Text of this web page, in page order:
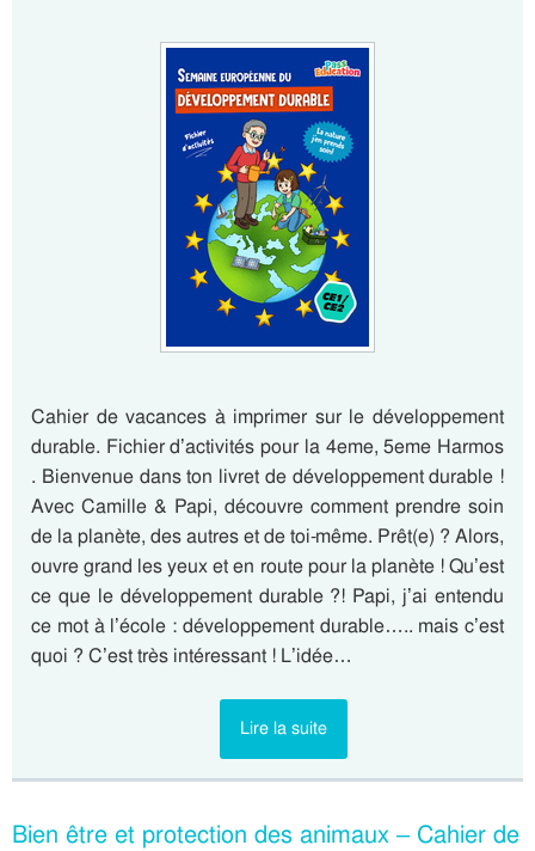
Cahier de vacances à imprimer sur le développement
durable. Fichier d’activités pour la 4eme, 5eme Harmos
. Bienvenue dans ton livret de développement durable !
Avec Camille & Papi, découvre comment prendre soin
de la planète, des autres et de toi-même. Prêt(e) ? Alors,
ouvre grand les yeux et en route pour la planète ! Qu’est
ce que le développement durable ?! Papi, j’ai entendu
ce mot à l’école : développement durable….. mais c’est
quoi ? C’est très intéressant ! L’idée…
Lire la suite
Bien être et protection des animaux – Cahier de